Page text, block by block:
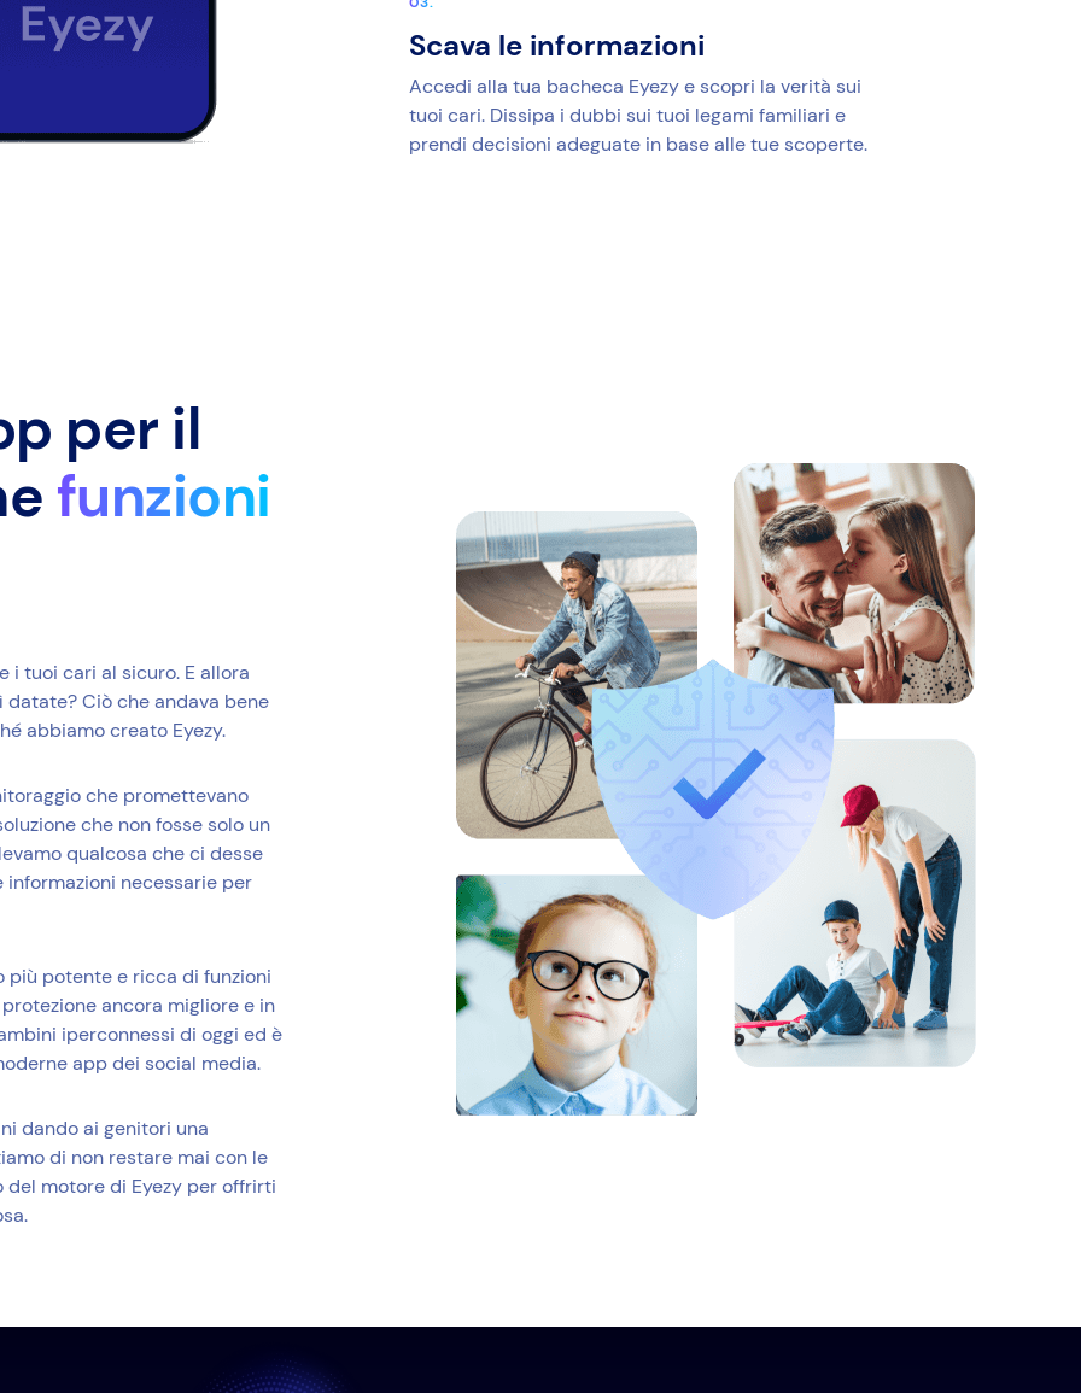
Scava le informazioni
Accedi alla tua bacheca Eyezy e scopri la verità sui
tuoi cari. Dissipa i dubbi sui tuoi legami familiari e
prendi decisioni adeguate in base alle tue scoperte.
per il
funzioni
i tuoi cari al sicuro. E allora
Ciò che andava bene
abbiamo creato Eyezy.
che promettevano
che non fosse solo un
qualcosa che ci desse
necessarie per
più potente e ricca di funzioni
ancora migliore e in
iperconnessi di oggi ed è
app dei social media.
dando ai genitori una
di non restare mai con le
del motore di Eyezy per offrirti